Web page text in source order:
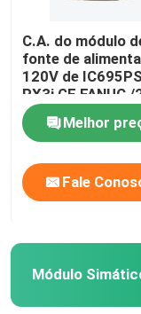
C.A. do módulo
fonte de
120V de
RX3i GE FANUC
Melhor
Fale
Módulo